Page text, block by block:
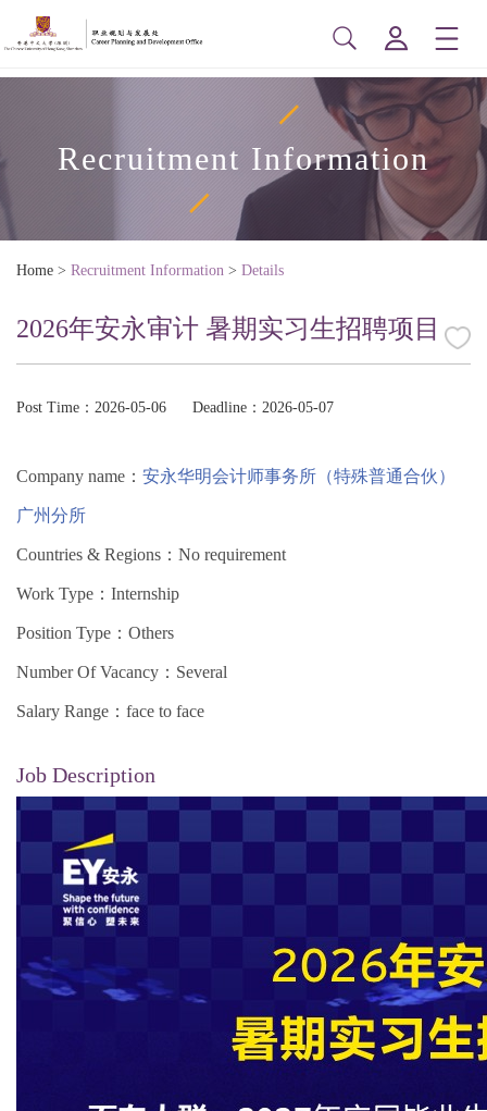
Recruitment Information
Home > Recruitment Information > Details
2026年安永审计 暑期实习生招聘项目
Post Time：2026-05-06 Deadline：2026-05-07
Company name： 安永华明会计师事务所（特殊普通合伙）
广州分所
Countries & Regions：No requirement
Work Type：Internship
Position Type：Others
Number Of Vacancy：Several
Salary Range：face to face
Job Description